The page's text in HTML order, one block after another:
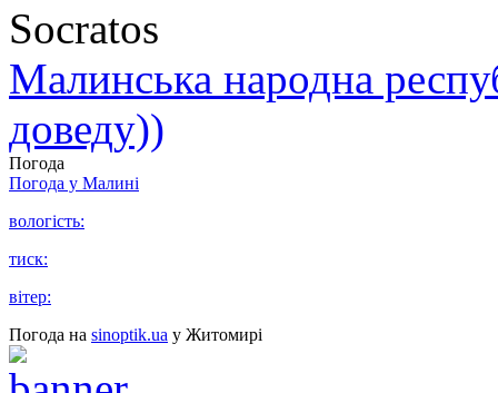
Socratos
Малинська народна
доведу))
Погода
Погода у Малині
вологість:
тиск:
вітер:
Погода на sinoptik.ua у Житомирі